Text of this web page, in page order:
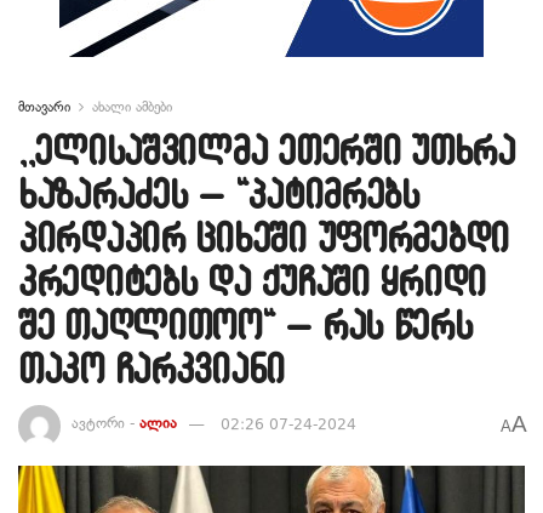
მთავარი ახალი ამბები
,,ელისაშვილმა ეთერში უთხრა
ხაზარაძეს – “პატიმრებს
პირდაპირ ციხეში უფორმებდი
კრედიტებს და ქუჩაში ყრიდი
შე თაღლითოო“ – რას წერს
თაკო ჩარკვიანი
ავტორი - ალია 02:26 07-24-2024 AA